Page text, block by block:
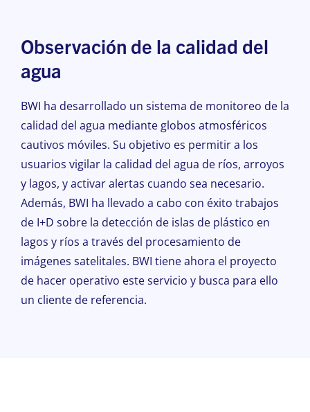
Observación de la calidad del
agua
BWI ha desarrollado un sistema de monitoreo de la
calidad del agua mediante globos atmosféricos
cautivos móviles. Su objetivo es permitir a los
usuarios vigilar la calidad del agua de ríos, arroyos
y lagos, y activar alertas cuando sea necesario.
Además, BWI ha llevado a cabo con éxito trabajos
de I+D sobre la detección de islas de plástico en
lagos y ríos a través del procesamiento de
imágenes satelitales. BWI tiene ahora el proyecto
de hacer operativo este servicio y busca para ello
un cliente de referencia.